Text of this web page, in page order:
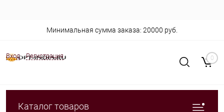
Вход Регистрация
Минимальная сумма заказа: 20000 руб.
0
Каталог товаров